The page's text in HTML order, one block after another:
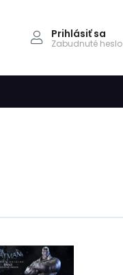
Prihlásiť sa
Zabudnuté heslo